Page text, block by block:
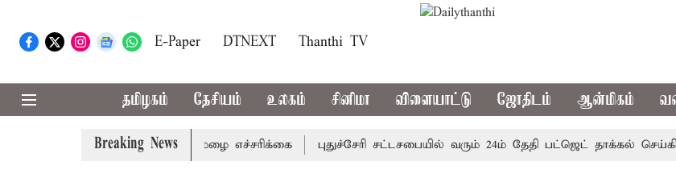
E-Paper DTNEXT Thanthi TV
தமிழகம் தேசியம் உலகம் சினிமா விளையாட்டு ஜோதிடம் ஆன்மிகம்
Breaking News
ஆகிய மாவட்டங்களுக்கு கன மழை எச்சரிக்கை புதுச்சேரி சட்டசபையில் வரும் 24ம் தேதி பட்ஜெட் தாக்கல்